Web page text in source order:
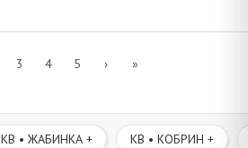
3 4 5 › »
КВ • ЖАБИНКА + КВ • КОБРИН +